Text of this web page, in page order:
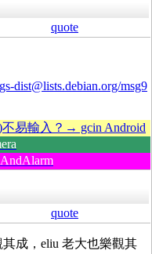
quote
dist@lists.debian.org/msg9
易輸入？→ gcin Android
quote
成，eliu 老大也樂觀其